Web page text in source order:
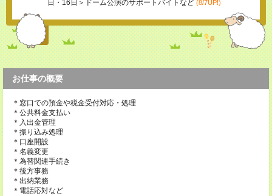
日・16日＞ドーム公演のサポートバイトなど (8/7UP!)
お仕事の概要
＊窓口での預金や税金受付対応・処理
＊公共料金支払い
＊入出金管理
＊振り込み処理
＊口座開設
＊名義変更
＊為替関連手続き
＊後方事務
＊出納業務
＊電話応対など